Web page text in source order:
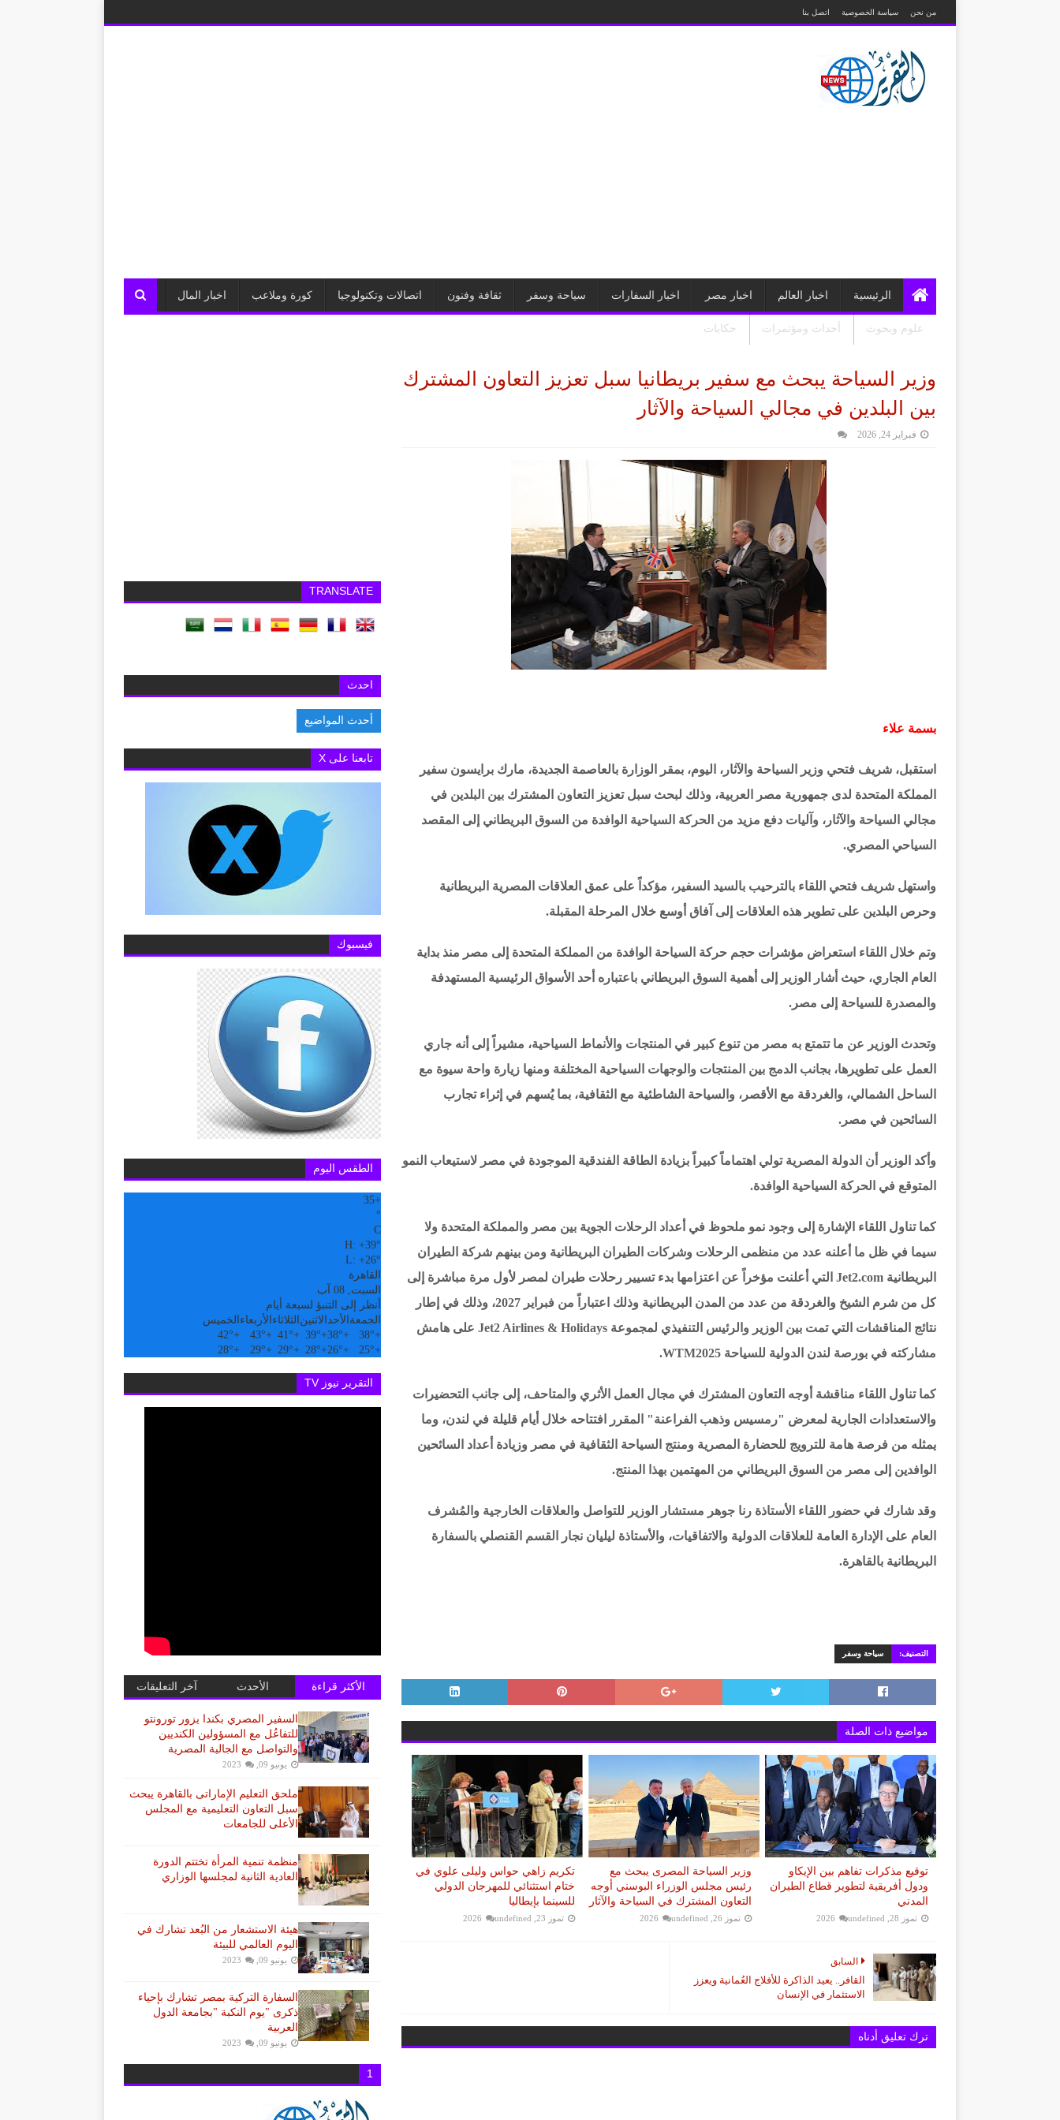
من نحن سياسة الخصوصية اتصل بنا
الرئيسية اخبار العالم اخبار مصر اخبار السفارات سياحة وسفر ثقافة وفنون اتصالات وتكنولوجيا كورة وملاعب اخبار المال
علوم وبحوث أحداث ومؤتمرات حكايات
وزير السياحة يبحث مع سفير بريطانيا سبل تعزيز التعاون المشترك
بين البلدين في مجالي السياحة والآثار
فبراير 24, 2026
بسمة علاء
استقبل، شريف فتحي وزير السياحة والآثار، اليوم، بمقر الوزارة بالعاصمة الجديدة، مارك برايسون سفير
المملكة المتحدة لدى جمهورية مصر العربية، وذلك لبحث سبل تعزيز التعاون المشترك بين البلدين في
مجالي السياحة والآثار، وآليات دفع مزيد من الحركة السياحية الوافدة من السوق البريطاني إلى المقصد
السياحي المصري.
واستهل شريف فتحي اللقاء بالترحيب بالسيد السفير، مؤكداً على عمق العلاقات المصرية البريطانية
وحرص البلدين على تطوير هذه العلاقات إلى آفاق أوسع خلال المرحلة المقبلة.
وتم خلال اللقاء استعراض مؤشرات حجم حركة السياحة الوافدة من المملكة المتحدة إلى مصر منذ بداية
العام الجاري، حيث أشار الوزير إلى أهمية السوق البريطاني باعتباره أحد الأسواق الرئيسية المستهدفة
والمصدرة للسياحة إلى مصر.
وتحدث الوزير عن ما تتمتع به مصر من تنوع كبير في المنتجات والأنماط السياحية، مشيراً إلى أنه جاري
العمل على تطويرها، بجانب الدمج بين المنتجات والوجهات السياحية المختلفة ومنها زيارة واحة سيوة مع
الساحل الشمالي، والغردقة مع الأقصر، والسياحة الشاطئية مع الثقافية، بما يُسهم في إثراء تجارب
السائحين في مصر.
وأكد الوزير أن الدولة المصرية تولي اهتماماً كبيراً بزيادة الطاقة الفندقية الموجودة في مصر لاستيعاب النمو
المتوقع في الحركة السياحية الوافدة.
كما تناول اللقاء الإشارة إلى وجود نمو ملحوظ في أعداد الرحلات الجوية بين مصر والمملكة المتحدة ولا
سيما في ظل ما أعلنه عدد من منظمى الرحلات وشركات الطيران البريطانية ومن بينهم شركة الطيران
البريطانية Jet2.com التي أعلنت مؤخراً عن اعتزامها بدء تسيير رحلات طيران لمصر لأول مرة مباشرة إلى
كل من شرم الشيخ والغردقة من عدد من المدن البريطانية وذلك اعتباراً من فبراير 2027، وذلك في إطار
نتائج المناقشات التي تمت بين الوزير والرئيس التنفيذي لمجموعة Jet2 Airlines & Holidays على هامش
مشاركته في بورصة لندن الدولية للسياحة WTM2025.
كما تناول اللقاء مناقشة أوجه التعاون المشترك في مجال العمل الأثري والمتاحف، إلى جانب التحضيرات
والاستعدادات الجارية لمعرض "رمسيس وذهب الفراعنة" المقرر افتتاحه خلال أيام قليلة في لندن، وما
يمثله من فرصة هامة للترويج للحضارة المصرية ومنتج السياحة الثقافية في مصر وزيادة أعداد السائحين
الوافدين إلى مصر من السوق البريطاني من المهتمين بهذا المنتج.
وقد شارك في حضور اللقاء الأستاذة رنا جوهر مستشار الوزير للتواصل والعلاقات الخارجية والمُشرف
العام على الإدارة العامة للعلاقات الدولية والاتفاقيات، والأستاذة ليليان نجار القسم القنصلي بالسفارة
البريطانية بالقاهرة.
التصنيف: سياحة وسفر
مواضيع ذات الصلة
توقيع مذكرات تفاهم بين الإيكاو
ودول أفريقية لتطوير قطاع الطيران
المدني
تموز 28, 2026 undefined
وزير السياحة المصرى يبحث مع
رئيس مجلس الوزراء البوسني أوجه
التعاون المشترك في السياحة والآثار
تموز 26, 2026 undefined
تكريم زاهي حواس وليلى علوي في
ختام استثنائي للمهرجان الدولي
للسينما بإيطاليا
تموز 23, 2026 undefined
السابق
القافر.. يعيد الذاكرة للأفلاج العُمانية ويعزز
الاستثمار في الإنسان
ترك تعليق أدناه
TRANSLATE
احدث
أحدث المواضيع
تابعنا على X
فيسبوك
الطقس اليوم
+
35
°
C
H: +39°
L: +26°
القاهرة
السبت, 08 آب
أنظر إلى التنبؤ لسبعة أيام
الجمعة الأحد الاثنين الثلاثاء الأربعاء الخميس
+
38°
+
38°
+
39°
+
41°
+
43°
+
42°
+
25°
+
26°
+
28°
+
29°
+
29°
+
28°
التقرير نيوز TV
الأكثر قراءة الأحدث آخر التعليقات
السفير المصري بكندا يزور تورونتو
للتفاعُل مع المسؤولين الكنديين
والتواصل مع الجالية المصرية
يونيو 09, 2023
ملحق التعليم الإماراتى بالقاهرة يبحث
سبل التعاون التعليمية مع المجلس
الأعلى للجامعات
منظمة تنمية المرأة تختتم الدورة
العادية الثانية لمجلسها الوزاري
هيئة الاستشعار من البُعد تشارك في
اليوم العالمي للبيئة
يونيو 09, 2023
السفارة التركية بمصر تشارك بإحياء
ذكرى "يوم النكبة "بجامعة الدول
العربية
يونيو 09, 2023
1